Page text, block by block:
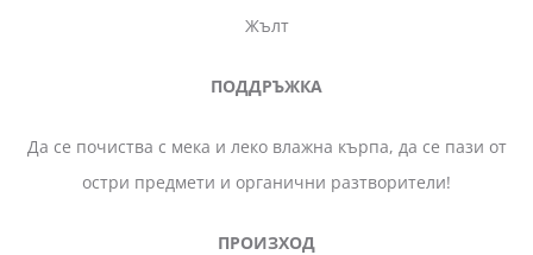
Жълт
ПОДДРЪЖКА
Да се почиства с мека и леко влажна кърпа, да се пази от
остри предмети и органични разтворители!
ПРОИЗХОД